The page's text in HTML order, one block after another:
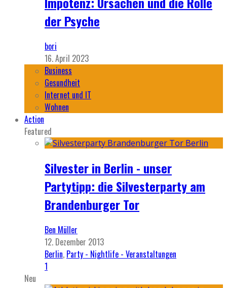
der Psyche
bori
16. April 2023
Business
Gesundheit
Internet und IT
Wohnen
Action
Featured
Silvester in Berlin - unser
Partytipp: die Silvesterparty am
Brandenburger Tor
Ben Müller
12. Dezember 2013
Berlin, Party - Nightlife - Veranstaltungen
1
Neu